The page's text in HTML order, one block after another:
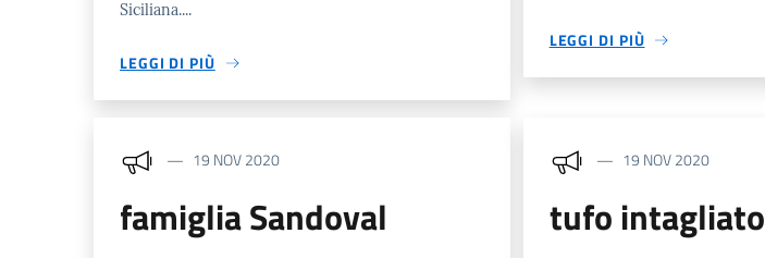
Siciliana....
LEGGI DI PIÙ
LEGGI DI PIÙ
19 NOV 2020
famiglia Sandoval
19 NOV 2020
tufo intagliato